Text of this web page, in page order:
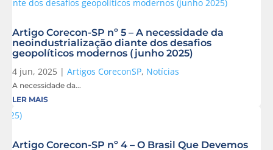
Artigo Corecon-SP nº 5 – A necessidade da
neoindustrialização diante dos desafios
geopolíticos modernos (junho 2025)
4 jun, 2025 | Artigos CoreconSP, Notícias
A necessidade da...
LER MAIS
Artigo Corecon-SP nº 4 – O Brasil Que Devemos